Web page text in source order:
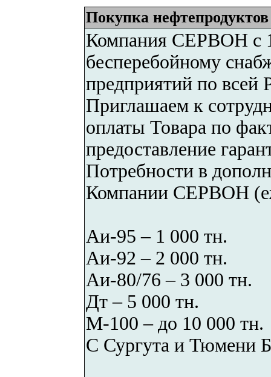
Покупка нефтепродуктов
Компания СЕРВОН с
бесперебойному
предприятий по всей
Приглашаем к
оплаты Товара по
предоставление
Потребности в
Компании СЕРВОН
Аи-95 – 1 000 тн.
Аи-92 – 2 000 тн.
Аи-80/76 – 3 000 тн.
Дт – 5 000 тн.
М-100 – до 10 000 тн.
С Сургута и Тюмени